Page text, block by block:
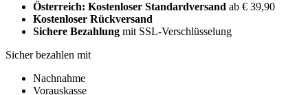
Österreich: Kostenloser Standardversand ab € 39,90
Kostenloser Rückversand
Sichere Bezahlung mit SSL-Verschlüsselung
Sicher bezahlen mit
Nachnahme
Vorauskasse